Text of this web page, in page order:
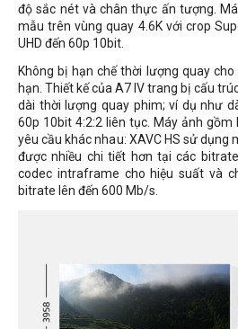
độ sắc nét và chân thực ấn tượng.
mẫu trên vùng quay 4.6K với crop
UHD đến 60p 10bit.
Không bị hạn chế thời lượng quay
hạn. Thiết kế của A7 IV trang bị cấu
dài thời lượng quay phim; ví dụ như
60p 10bit 4:2:2 liên tục. Máy ảnh
yêu cầu khác nhau: XAVC HS sử dụng
được nhiều chi tiết hơn tại các
codec intraframe cho hiệu suất và
bitrate lên đến 600 Mb/s.